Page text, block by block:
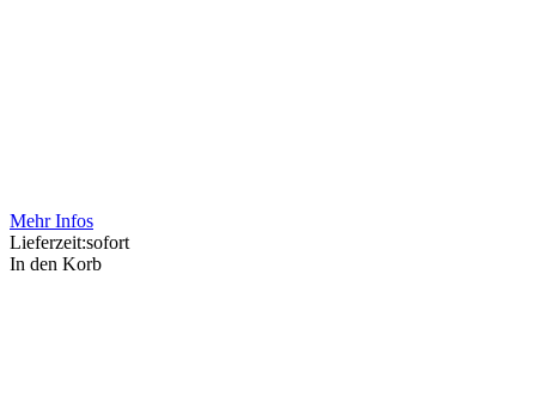
Mehr Infos
Lieferzeit:sofort
In den Korb